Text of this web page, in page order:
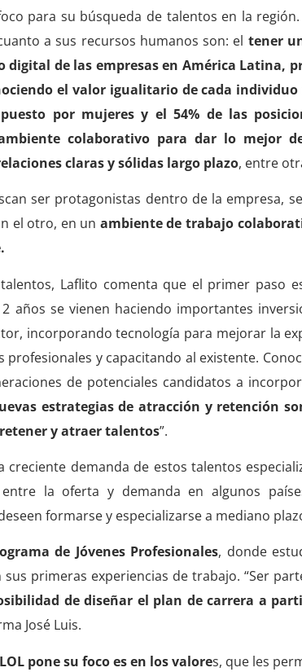
para su búsqueda de talentos en la
a sus recursos humanos son: el tener
digital de las empresas en América Latina,
el valor igualitario de cada
por mujeres y el 54% de las
colaborativo para dar lo mejor
claras y sólidas largo plazo, entre
ser protagonistas dentro de la empresa,
el otro, en un ambiente de trabajo
Laflito comenta que el primer paso
años se vienen haciendo importantes
incorporando tecnología para mejorar la
y capacitando al existente.
de potenciales candidatos a
estrategias de atracción y retención
y atraer talentos”.
creciente demanda de estos talentos
la oferta y demanda en algunos
formarse y especializarse a mediano
de Jóvenes Profesionales, donde
primeras experiencias de trabajo. “Ser
de diseñar el plan de carrera a
José Luis.
LOL pone su foco es en los valores, que les